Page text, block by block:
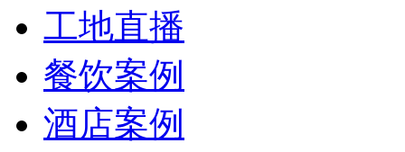
工地直播
餐饮案例
酒店案例